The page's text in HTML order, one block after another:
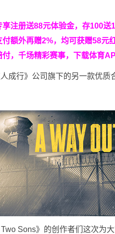
享注册送88元体验金，存100
付额外再赠2%，均可获赠58元
，千场精彩赛事，下载体育
成行》公司旗下的另一款优质
Two Sons》的创作者们这次为